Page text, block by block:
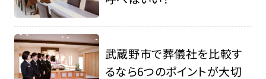
武蔵野市で葬儀社を比較す
るなら6つのポイントが大切